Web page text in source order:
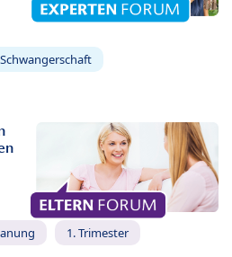
Schwangerschaft
1. Trimester